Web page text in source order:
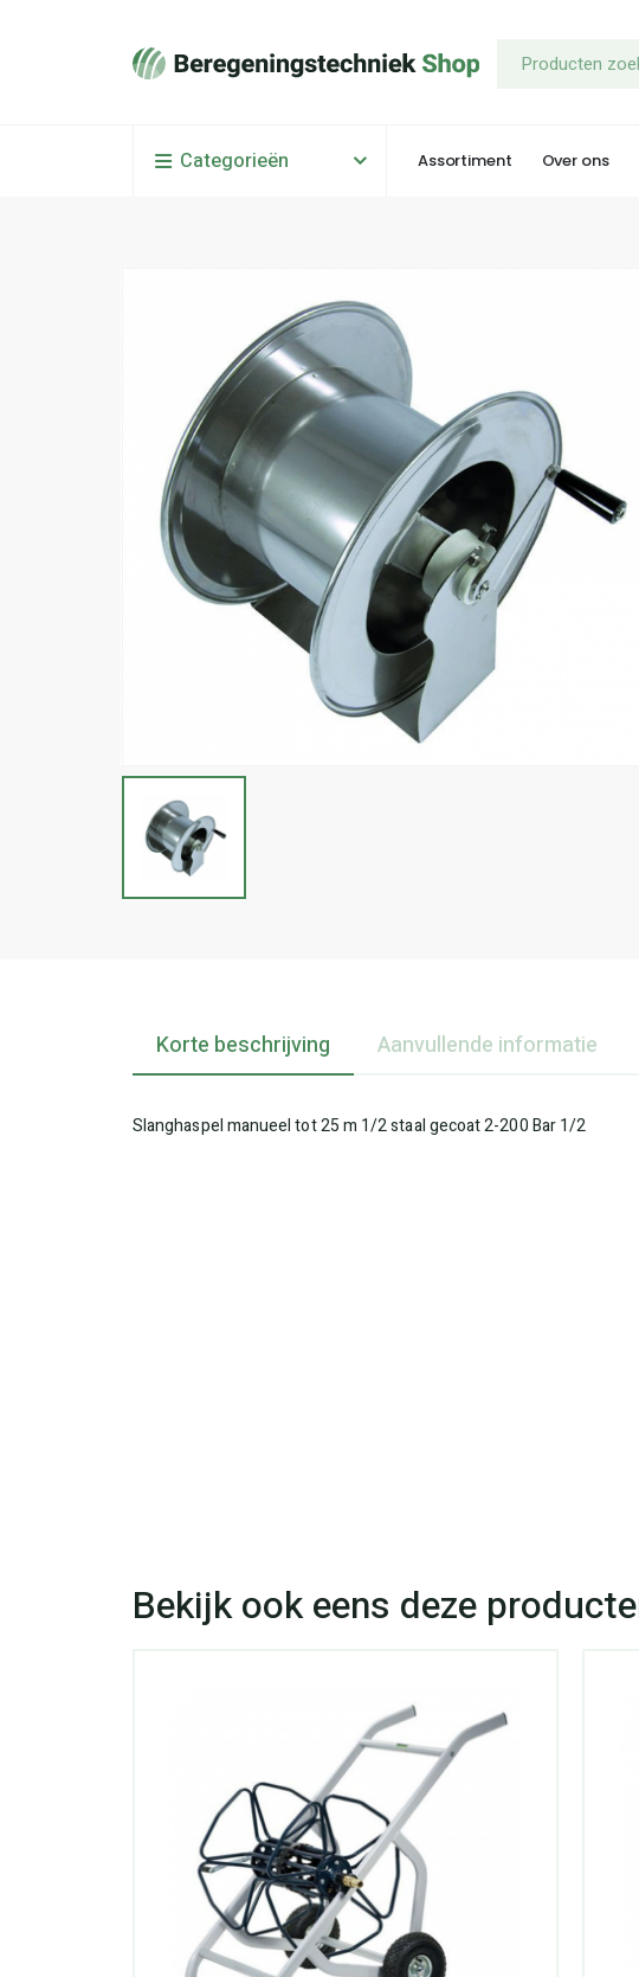
Categorieën Assortiment Over ons
Korte beschrijving Aanvullende informatie
Slanghaspel manueel tot 25 m 1/2 staal gecoat 2-200 Bar 1/2